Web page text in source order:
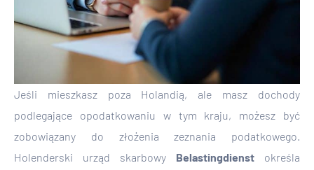
Jeśli mieszkasz poza Holandią, ale masz dochody
podlegające opodatkowaniu w tym kraju, możesz być
zobowiązany do złożenia zeznania podatkowego.
Holenderski urząd skarbowy Belastingdienst określa